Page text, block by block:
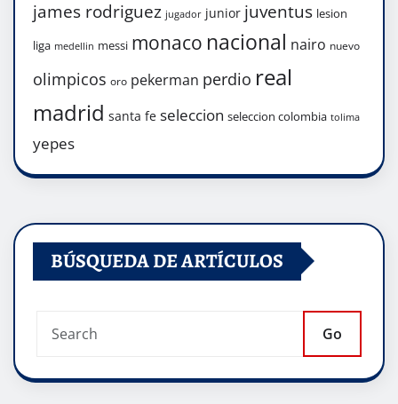
james rodriguez jugador junior juventus lesion
liga medellin messi monaco nacional nairo nuevo
olimpicos oro pekerman perdio real
madrid santa fe seleccion seleccion colombia tolima
yepes
BÚSQUEDA DE ARTÍCULOS
Go